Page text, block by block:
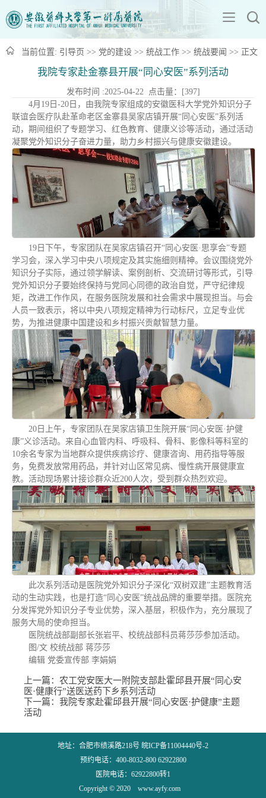
当前位置: 引导页 >> 党的建设 >> 统战工作 >> 统战要闻 >> 正文
我院专家赴金寨县开展“同心安医”系列活动
发布时间 :2025-04-22 点击量：[397]
4月19日-20日，由我院专家组成的安徽医科大学党外知识分子
联谊会医疗队赴革命老区金寨县吴家店镇开展“同心安医”系列活
动，期间组织了专题学习、红色教育、健康义诊等活动，通过活动
凝聚党外知识分子奋进力量，助力乡村振兴与健康安徽建设。
19日下午，专家团队在吴家店镇召开“同心安医·思享会”专题
学习会，深入学习中央八项规定及其实施细则精神。会议围绕党外
知识分子实际，通过领学解读、案例剖析、交流研讨等形式，引导
党外知识分子要始终保持与党同心同德的政治自觉，严守纪律规
矩，改进工作作风，在服务医院发展和社会需求中展现担当。与会
人员一致表示，将以中央八项规定精神为行动标尺，立足专业优
势，为推进健康中国建设和乡村振兴贡献智慧力量。
20日上午，专家团队在吴家店镇卫生院开展“同心安医·护健
康”义诊活动。来自心血管内科、呼吸科、骨科、影像科等科室的
10余名专家为当地群众提供疾病诊疗、健康咨询、用药指导等服
务，免费发放常用药品，并针对山区常见病、慢性病开展健康宣
教。活动现场累计接诊群众近200人次，受到群众热烈欢迎。
此次系列活动是医院党外知识分子深化“双树双建”主题教育活
动的生动实践，也是打造“同心安医”统战品牌的重要举措。医院充
分发挥党外知识分子专业优势，深入基层，积极作为，充分展现了
服务大局的使命担当。
医院统战部副部长张岩平、校统战部科员蒋莎莎参加活动。
图/文 校统战部 蒋莎莎
编辑 党委宣传部 李娟娟
上一篇： 农工党安医大一附院支部赴霍邱县开展“同心安
医·健康行”送医送药下乡系列活动
下一篇： 我院专家赴霍邱县开展“同心安医·护健康”主题
活动
地址：合肥市绩溪路218号 皖ICP备11004440号-2
预约电话：400-8032-800 62922800
医院电话：62922800转1
Copyright © 2020 www.ayfy.com